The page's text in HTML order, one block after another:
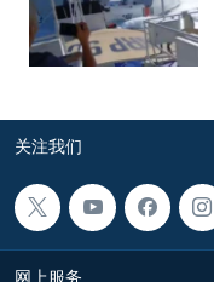
关注我们
网上服务